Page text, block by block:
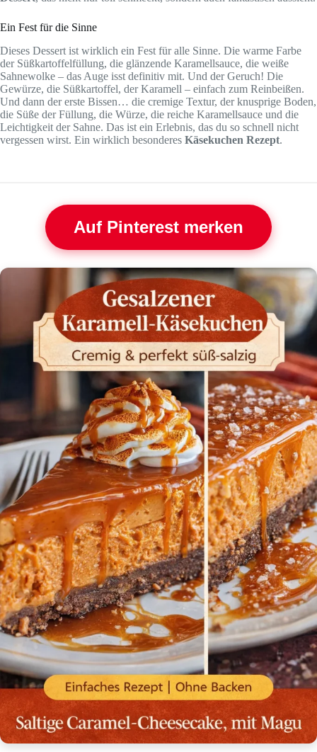
Ein Fest für die Sinne
Dieses Dessert ist wirklich ein Fest für alle Sinne. Die warme Farbe
der Süßkartoffelfüllung, die glänzende Karamellsauce, die weiße
Sahnewolke – das Auge isst definitiv mit. Und der Geruch! Die
Gewürze, die Süßkartoffel, der Karamell – einfach zum Reinbeißen.
Und dann der erste Bissen… die cremige Textur, der knusprige Boden,
die Süße der Füllung, die Würze, die reiche Karamellsauce und die
Leichtigkeit der Sahne. Das ist ein Erlebnis, das du so schnell nicht
vergessen wirst. Ein wirklich besonderes Käsekuchen Rezept.
Auf Pinterest merken